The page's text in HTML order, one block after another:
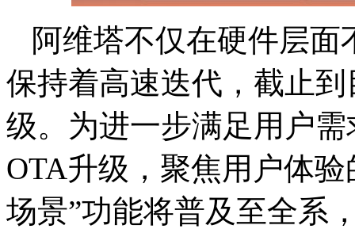
阿维塔不仅在硬件层
保持着高速迭代，截止
级。为进一步满足用户
OTA升级，聚焦用户体
场景”功能将普及至全系